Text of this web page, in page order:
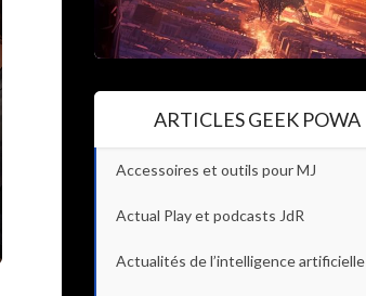
ARTICLES GEEK POWA
Accessoires et outils pour MJ
Actual Play et podcasts JdR
Actualités de l’intelligence artificielle